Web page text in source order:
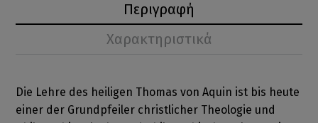
Περιγραφή
Χαρακτηριστικά
Die Lehre des heiligen Thomas von Aquin ist bis heute
einer der Grundpfeiler christlicher Theologie und